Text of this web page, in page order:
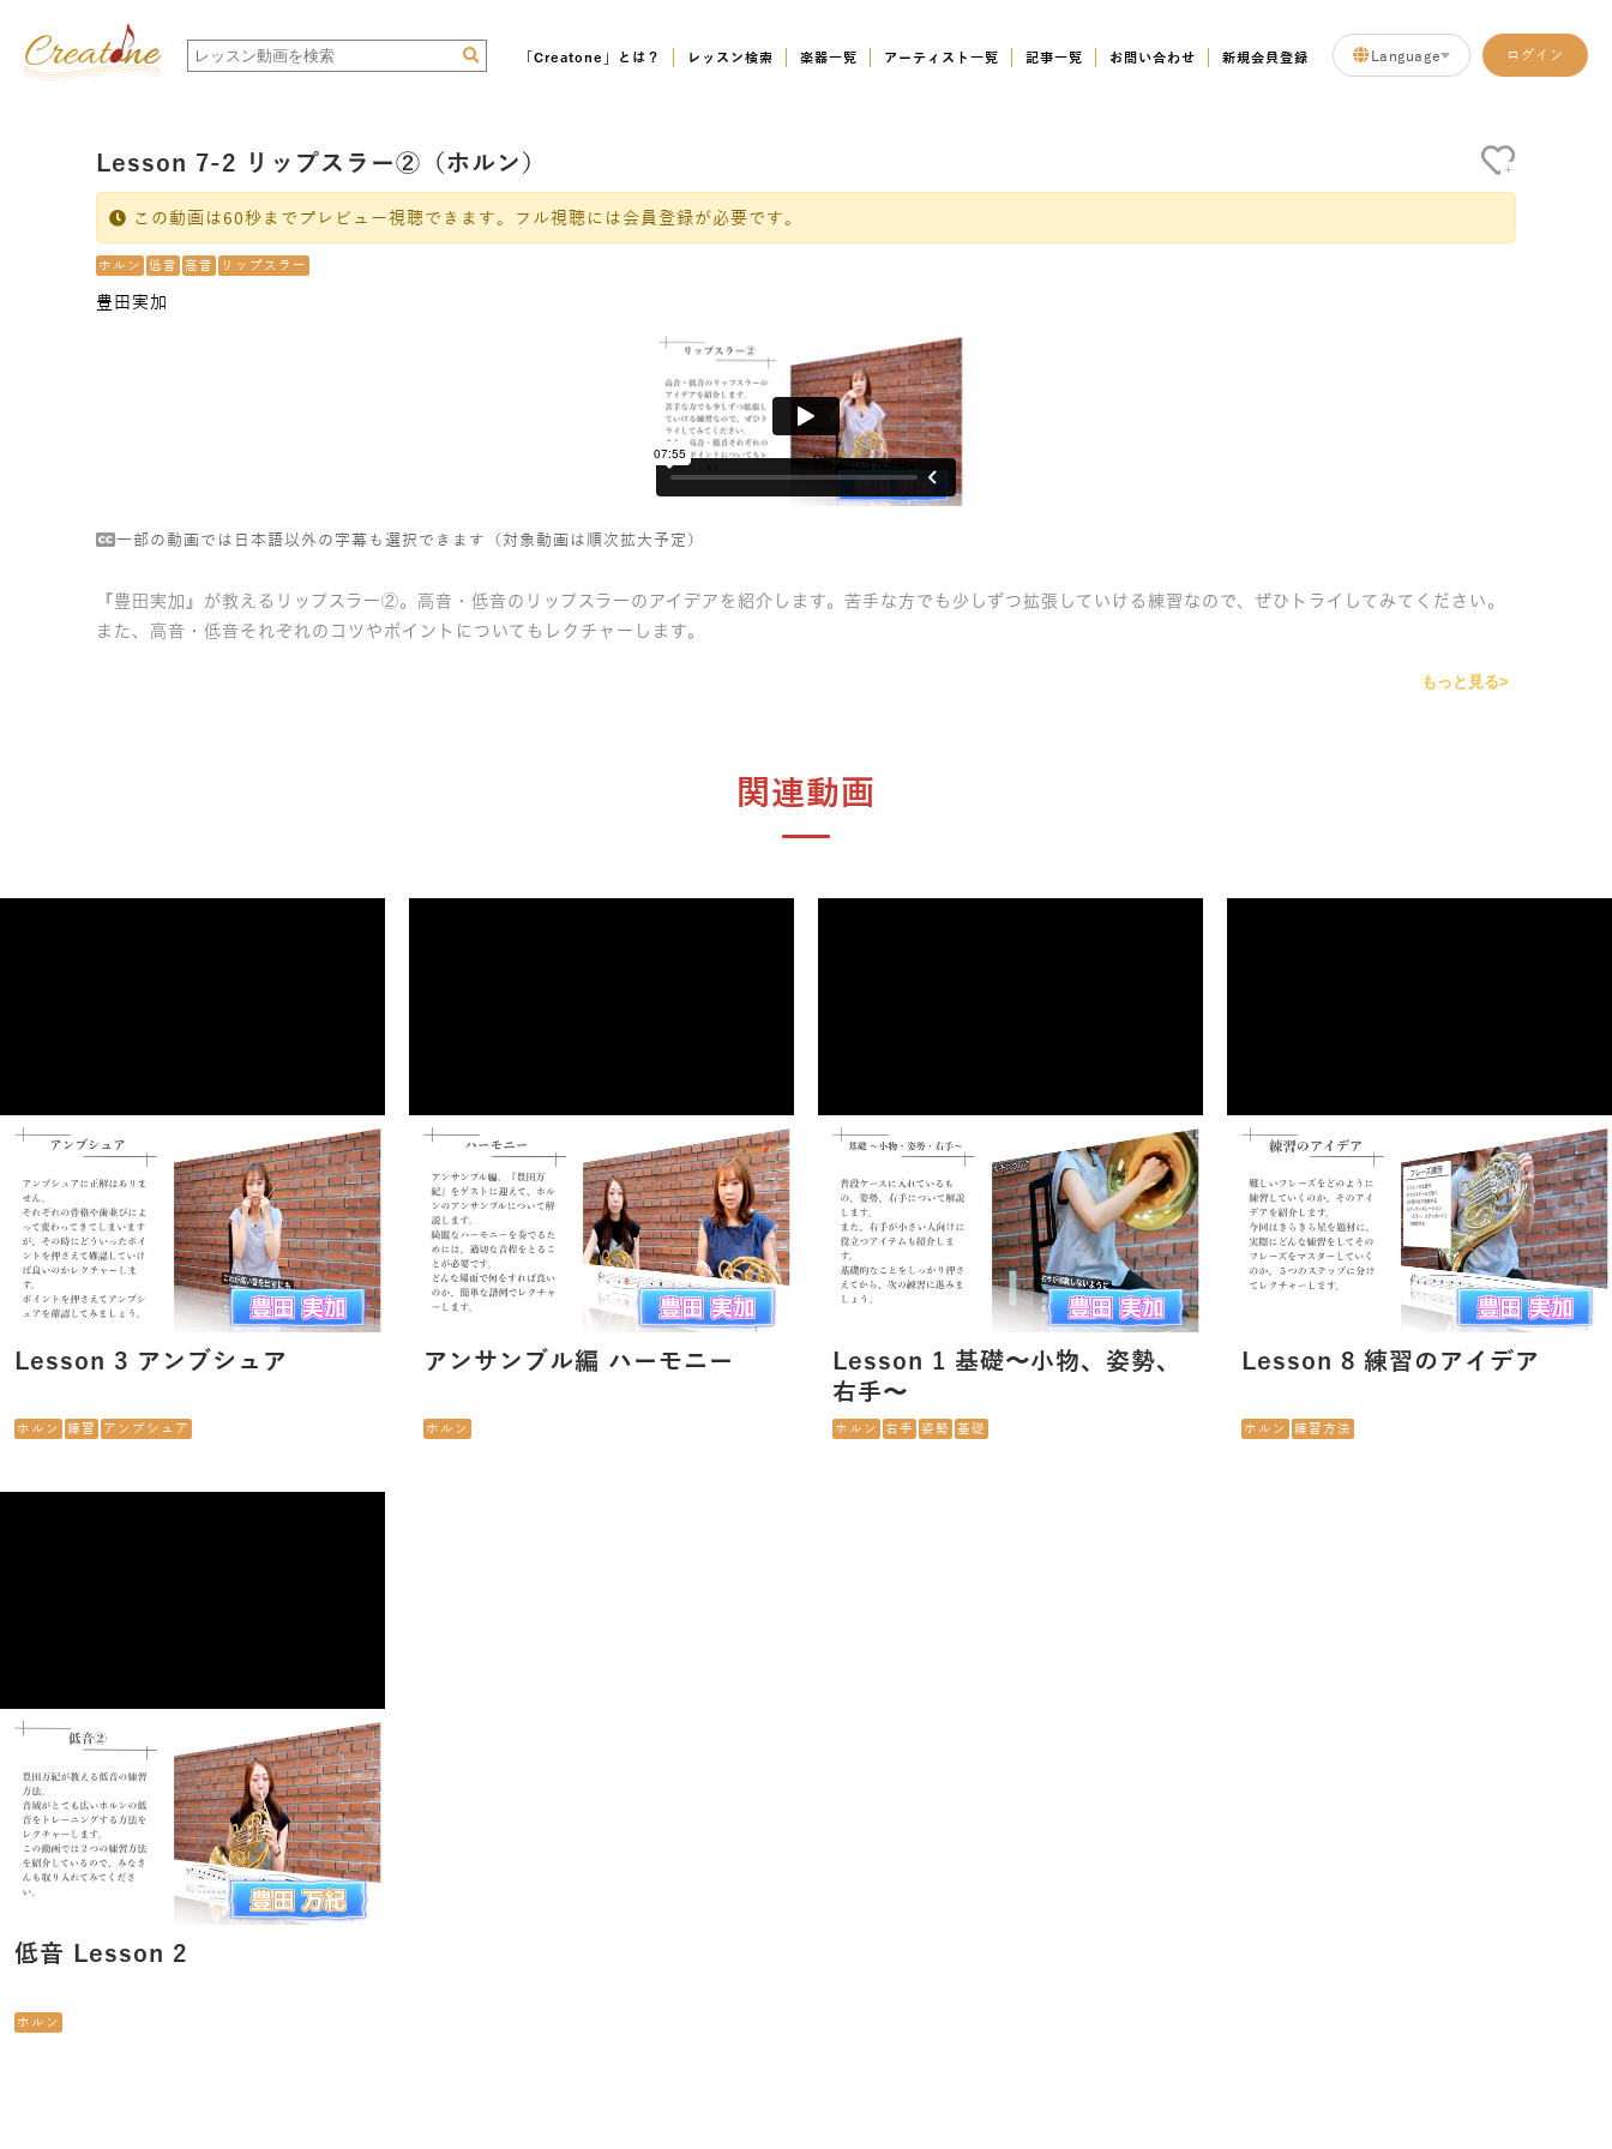
「Creatone」とは？ レッスン検索 楽器一覧 アーティスト一覧 記事一覧 お問い合わせ 新規会員登録 Language ログイン
Lesson 7-2 リップスラー②（ホルン）
この動画は60秒までプレビュー視聴できます。フル視聴には会員登録が必要です。
ホルン 低音 高音 リップスラー
豊田実加
+
一部の動画では日本語以外の字幕も選択できます（対象動画は順次拡大予定）
『豊田実加』が教えるリップスラー②。高音・低音のリップスラーのアイデアを紹介します。苦手な方でも少しずつ拡張していける練習なので、ぜひトライしてみてください。
また、高音・低音それぞれのコツやポイントについてもレクチャーします。
もっと見る>
関連動画
Lesson 3 アンブシュア
ホルン 練習 アンブシュア
アンサンブル編 ハーモニー
ホルン
Lesson 1 基礎〜小物、姿勢、
右手〜
ホルン 右手 姿勢 基礎
Lesson 8 練習のアイデア
ホルン 練習方法
低音 Lesson 2
ホルン